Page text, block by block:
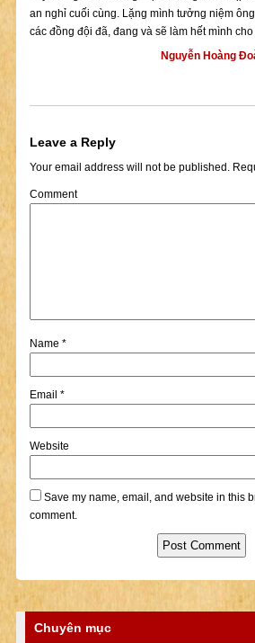
an nghỉ cuối cùng. Lặng mình tưởng niệm
các đồng đội đã, đang và sẽ làm hết mình
Nguyễn Hoàng
Leave a Reply
Your email address will not be published.
Comment
Name *
Email *
Website
Save my name, email, and website in this
comment.
Chuyên mục